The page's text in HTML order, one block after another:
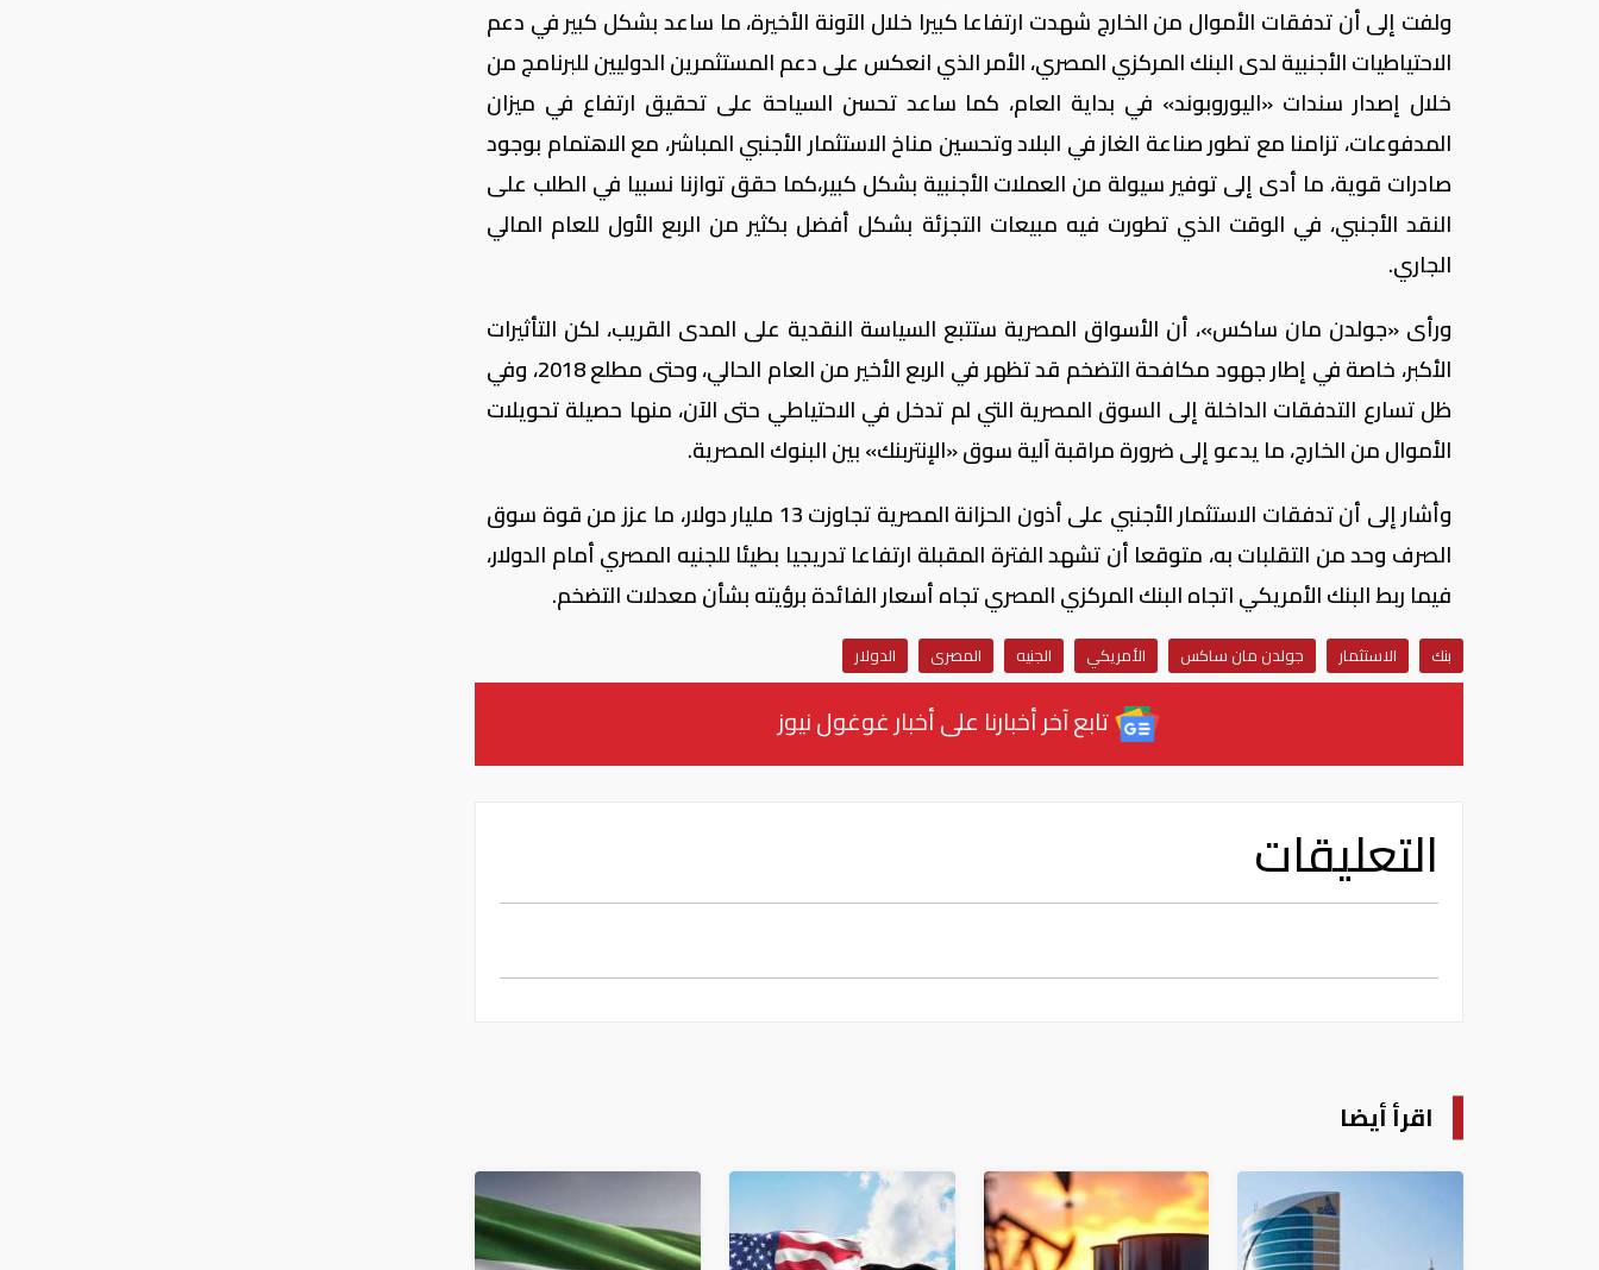
ولفت إلى أن تدفقات الأموال من الخارج شهدت ارتفاعا كبيرا خلال الآونة الأخيرة، ما ساعد بشكل كبير في دعم
الاحتياطيات الأجنبية لدى البنك المركزي المصري، الأمر الذي انعكس على دعم المستثمرين الدوليين للبرنامج من
خلال إصدار سندات «اليوروبوند» في بداية العام، كما ساعد تحسن السياحة على تحقيق ارتفاع في ميزان
المدفوعات، تزامنا مع تطور صناعة الغاز في البلاد وتحسين مناخ الاستثمار الأجنبي المباشر، مع الاهتمام بوجود
صادرات قوية، ما أدى إلى توفير سیولة من العملات الأجنبیة بشکل کبیر،كما حقق توازنا نسبيا في الطلب علی
النقد الأجنبي، في الوقت الذي تطورت فيه مبيعات التجزئة بشكل أفضل بكثير من الربع الأول للعام المالي
الجاري.
ورأى «جولدن مان ساكس»، أن الأسواق المصرية ستتبع السياسة النقدية على المدى القريب، لكن التأثيرات
الأكبر، خاصة في إطار جهود مكافحة التضخم قد تظهر في الربع الأخير من العام الحالي، وحتى مطلع 2018، وفي
ظل تسارع التدفقات الداخلة إلى السوق المصرية التي لم تدخل في الاحتياطي حتى الآن، منها حصيلة تحويلات
الأموال من الخارج، ما يدعو إلى ضرورة مراقبة آلية سوق «الإنتربنك» بين البنوك المصرية.
وأشار إلى أن تدفقات الاستثمار الأجنبي على أذون الحزانة المصرية تجاوزت 13 مليار دولار، ما عزز من قوة سوق
الصرف وحد من التقلبات به، متوقعا أن تشهد الفترة المقبلة ارتفاعا تدريجيا بطيئا للجنيه المصري أمام الدولار،
فيما ربط البنك الأمريكي اتجاه البنك المركزي المصري تجاه أسعار الفائدة برؤيته بشأن معدلات التضخم.
بنك الاستثمار جولدن مان ساكس الأمريكي الجنيه المصرى الدولار
تابع آخر أخبارنا على أخبار غوغول نيوز
التعليقات
اقرأ أيضا